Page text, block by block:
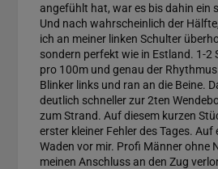
angefühlt hat, war es bis dahin ein
Und nach wahrscheinlich der
ich an meiner linken Schulter
sondern perfekt wie in Estland. 1-2
pro 100m und genau der
Blinker links und ran an die Beine.
deutlich schneller zur 2ten
zum Strand. Auf diesem kurzen
erster kleiner Fehler des Tages.
Waden vor mir. Profi Männer ohne
meinen Anschluss an den Zug